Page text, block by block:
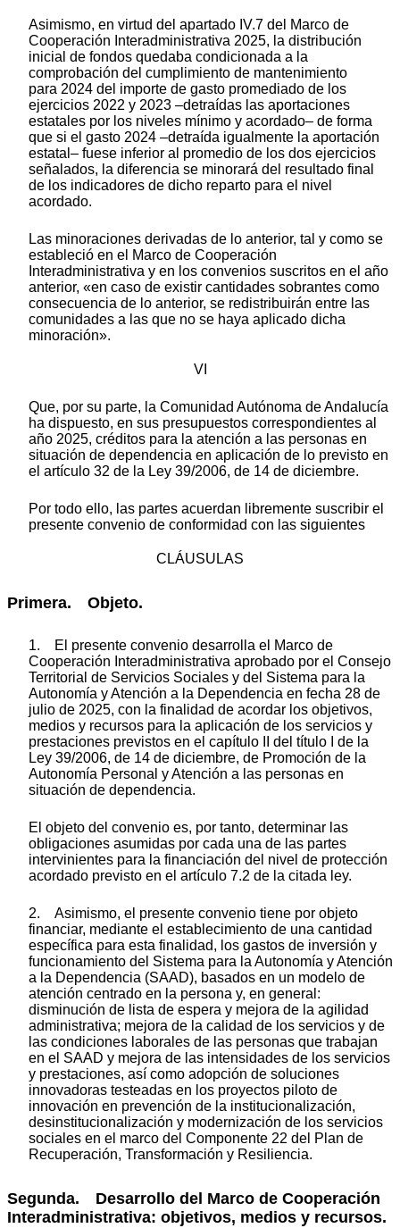
Asimismo, en virtud del apartado IV.7 del Marco de
Cooperación Interadministrativa 2025, la distribución
inicial de fondos quedaba condicionada a la
comprobación del cumplimiento de mantenimiento
para 2024 del importe de gasto promediado de los
ejercicios 2022 y 2023 –detraídas las aportaciones
estatales por los niveles mínimo y acordado– de forma
que si el gasto 2024 –detraída igualmente la aportación
estatal– fuese inferior al promedio de los dos ejercicios
señalados, la diferencia se minorará del resultado final
de los indicadores de dicho reparto para el nivel
acordado.
Las minoraciones derivadas de lo anterior, tal y como se
estableció en el Marco de Cooperación
Interadministrativa y en los convenios suscritos en el año
anterior, «en caso de existir cantidades sobrantes como
consecuencia de lo anterior, se redistribuirán entre las
comunidades a las que no se haya aplicado dicha
minoración».
VI
Que, por su parte, la Comunidad Autónoma de Andalucía
ha dispuesto, en sus presupuestos correspondientes al
año 2025, créditos para la atención a las personas en
situación de dependencia en aplicación de lo previsto en
el artículo 32 de la Ley 39/2006, de 14 de diciembre.
Por todo ello, las partes acuerdan libremente suscribir el
presente convenio de conformidad con las siguientes
CLÁUSULAS
Primera. Objeto.
1. El presente convenio desarrolla el Marco de
Cooperación Interadministrativa aprobado por el Consejo
Territorial de Servicios Sociales y del Sistema para la
Autonomía y Atención a la Dependencia en fecha 28 de
julio de 2025, con la finalidad de acordar los objetivos,
medios y recursos para la aplicación de los servicios y
prestaciones previstos en el capítulo II del título I de la
Ley 39/2006, de 14 de diciembre, de Promoción de la
Autonomía Personal y Atención a las personas en
situación de dependencia.
El objeto del convenio es, por tanto, determinar las
obligaciones asumidas por cada una de las partes
intervinientes para la financiación del nivel de protección
acordado previsto en el artículo 7.2 de la citada ley.
2. Asimismo, el presente convenio tiene por objeto
financiar, mediante el establecimiento de una cantidad
específica para esta finalidad, los gastos de inversión y
funcionamiento del Sistema para la Autonomía y Atención
a la Dependencia (SAAD), basados en un modelo de
atención centrado en la persona y, en general:
disminución de lista de espera y mejora de la agilidad
administrativa; mejora de la calidad de los servicios y de
las condiciones laborales de las personas que trabajan
en el SAAD y mejora de las intensidades de los servicios
y prestaciones, así como adopción de soluciones
innovadoras testeadas en los proyectos piloto de
innovación en prevención de la institucionalización,
desinstitucionalización y modernización de los servicios
sociales en el marco del Componente 22 del Plan de
Recuperación, Transformación y Resiliencia.
Segunda. Desarrollo del Marco de Cooperación
Interadministrativa: objetivos, medios y recursos.